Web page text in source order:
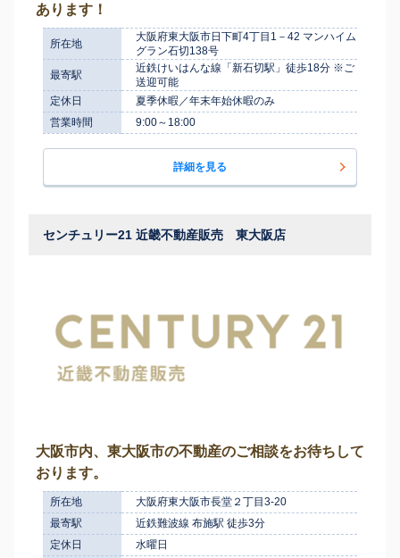
あります！
所在地
大阪府東大阪市日下町4丁目1－42 マンハイム
グラン石切138号
最寄駅
近鉄けいはんな線「新石切駅」徒歩18分 ※ご
送迎可能
定休日
夏季休暇／年末年始休暇のみ
営業時間
9:00～18:00
詳細を見る
センチュリー21 近畿不動産販売 東大阪店
大阪市内、東大阪市の不動産のご相談をお待ちして
おります。
所在地
大阪府東大阪市長堂２丁目3-20
最寄駅
近鉄難波線 布施駅 徒歩3分
定休日
水曜日